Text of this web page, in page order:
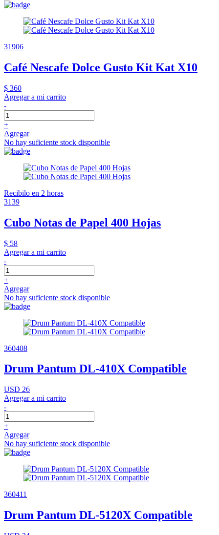
31906
Café Nescafe Dolce Gusto Kit Kat X10
$ 360
Agregar a mi carrito
-
+
Agregar
No hay suficiente stock disponible
Recibilo en 2 horas
3139
Cubo Notas de Papel 400 Hojas
$ 58
Agregar a mi carrito
-
+
Agregar
No hay suficiente stock disponible
360408
Drum Pantum DL-410X Compatible
USD 26
Agregar a mi carrito
-
+
Agregar
No hay suficiente stock disponible
360411
Drum Pantum DL-5120X Compatible